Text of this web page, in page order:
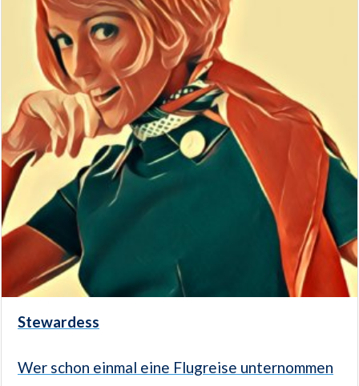
Stewardess
Wer schon einmal eine Flugreise unternommen